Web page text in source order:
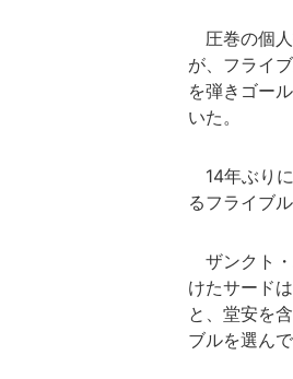
圧巻の個人
が、フライ
を弾きゴー
いた。
14年ぶり
るフライブ
ザンクト・
けたサード
と、堂安を
ブルを選ん